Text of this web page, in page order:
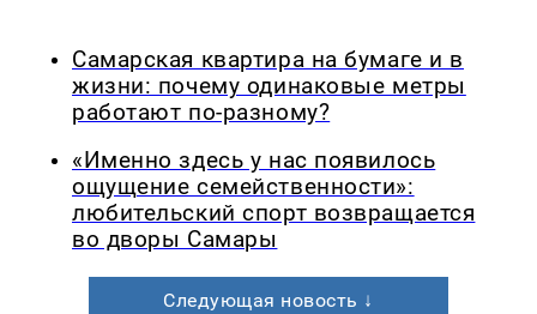
Самарская квартира на бумаге и в
жизни: почему одинаковые метры
работают по-разному?
«Именно здесь у нас появилось
ощущение семейственности»:
любительский спорт возвращается
во дворы Самары
Следующая новость ↓